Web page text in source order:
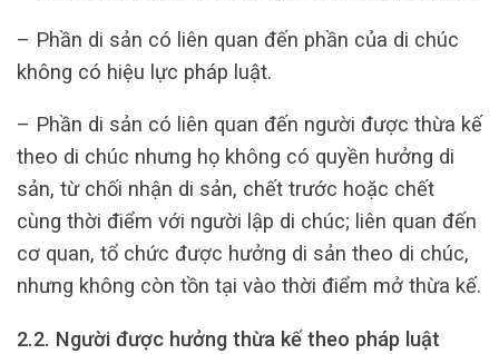
– Phần di sản có liên quan đến phần của di chúc
không có hiệu lực pháp luật.
– Phần di sản có liên quan đến người được thừa kế
theo di chúc nhưng họ không có quyền hưởng di
sản, từ chối nhận di sản, chết trước hoặc chết
cùng thời điểm với người lập di chúc; liên quan đến
cơ quan, tổ chức được hưởng di sản theo di chúc,
nhưng không còn tồn tại vào thời điểm mở thừa kế.
2.2. Người được hưởng thừa kế theo pháp luật